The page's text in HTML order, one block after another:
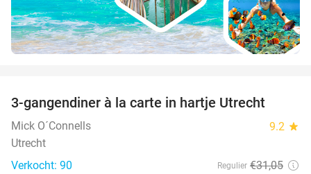
3-gangendiner à la carte in hartje Utrecht
Mick O´Connells 9.2 star
Utrecht
Verkocht: 90
Regulier €31,05